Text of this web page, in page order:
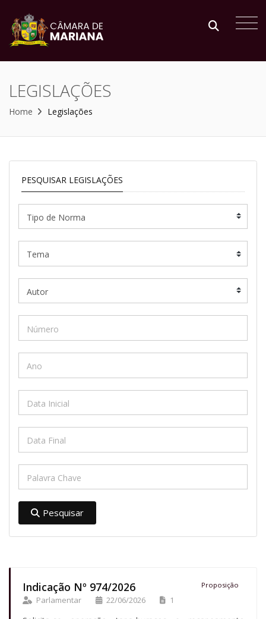
LEGISLAÇÕES
Home Legislações
Indicação Nº 974/2026 Proposição
Parlamentar 22/06/2026 1
PESQUISAR LEGISLAÇÕES
Pesquisar